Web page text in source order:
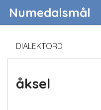
Numedalsmål
DIALEKTORD
åksel